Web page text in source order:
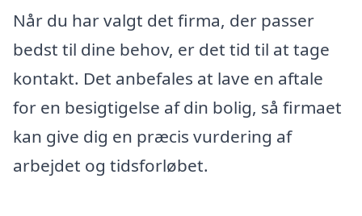
Når du har valgt det firma, der passer
bedst til dine behov, er det tid til at tage
kontakt. Det anbefales at lave en aftale
for en besigtigelse af din bolig, så firmaet
kan give dig en præcis vurdering af
arbejdet og tidsforløbet.